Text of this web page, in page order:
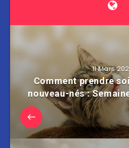
11 Mars
Comment prendre
nouveau-nés :